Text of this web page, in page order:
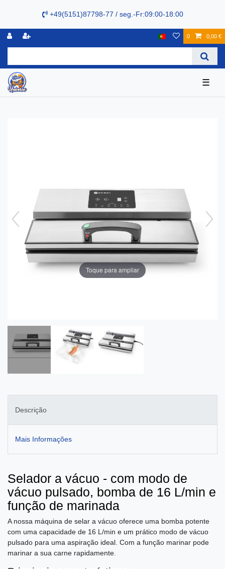
+49(5151)87798-77 / seg.-Fr:09:00-18:00
0 0,00 €
☰
Toque para ampliar
Descrição
Mais Informações
Selador a vácuo - com modo de
vácuo pulsado, bomba de 16 L/min e
função de marinada
A nossa máquina de selar a vácuo oferece uma bomba potente
com uma capacidade de 16 L/min e um prático modo de vácuo
pulsado para uma aspiração ideal. Com a função marinar pode
marinar a sua carne rapidamente.